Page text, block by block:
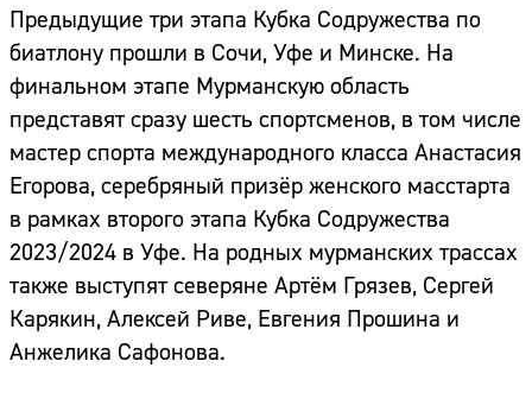
Предыдущие три этапа Кубка Содружества по
биатлону прошли в Сочи, Уфе и Минске. На
финальном этапе Мурманскую область
представят сразу шесть спортсменов, в том числе
мастер спорта международного класса Анастасия
Егорова, серебряный призёр женского масстарта
в рамках второго этапа Кубка Содружества
2023/2024 в Уфе. На родных мурманских трассах
также выступят северяне Артём Грязев, Сергей
Карякин, Алексей Риве, Евгения Прошина и
Анжелика Сафонова.